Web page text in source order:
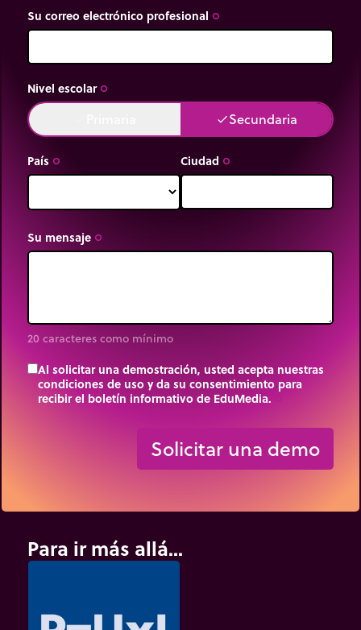
Su correo electrónico profesional trip_origin
Nivel escolar trip_origin
doneSecundaria
País trip_origin Ciudad trip_origin
Su mensaje trip_origin
20 caracteres como mínimo
Al solicitar una demostración, usted acepta nuestras
condiciones de uso y da su consentimiento para
recibir el boletín informativo de EduMedia.
Solicitar una demo
Para ir más allá...